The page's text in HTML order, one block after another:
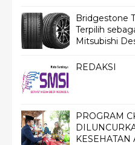
Bridgestone
Terpilih
Mitsubishi
REDAKSI
PROGRAM